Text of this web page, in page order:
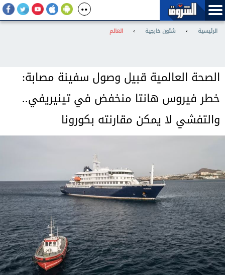
الرئيسية › شئون خارجية › العالم
الصحة العالمية قبيل وصول سفينة مصابة:
خطر فيروس هانتا منخفض في تينيريفي..
والتفشي لا يمكن مقارنته بكورونا